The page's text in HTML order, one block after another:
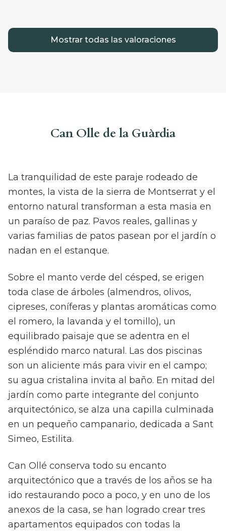
Enamorarse de nuevo de cada segundo
Mostrar todas las valoraciones
Can Olle de la Guàrdia
La tranquilidad de este paraje rodeado de
montes, la vista de la sierra de Montserrat y el
entorno natural transforman a esta masia en
un paraíso de paz. Pavos reales, gallinas y
varias familias de patos pasean por el jardín o
nadan en el estanque.
Sobre el manto verde del césped, se erigen
toda clase de árboles (almendros, olivos,
cipreses, coníferas y plantas aromáticas como
el romero, la lavanda y el tomillo), un
equilibrado paisaje que se adentra en el
espléndido marco natural. Las dos piscinas
son un aliciente más para vivir en el campo;
su agua cristalina invita al baño. En mitad del
jardín como parte integrante del conjunto
arquitectónico, se alza una capilla culminada
en un pequeño campanario, dedicada a Sant
Simeo, Estilita.
Can Ollé conserva todo su encanto
arquitectónico que a través de los años se ha
ido restaurando poco a poco, y en uno de los
anexos de la casa, se han logrado crear tres
apartamentos equipados con todas la